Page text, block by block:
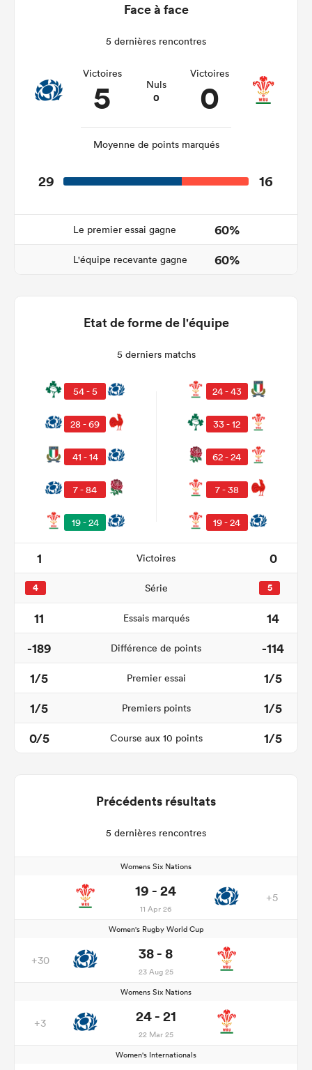
Face à face
5 dernières rencontres
Victoires
5 Nuls
0
Victoires
0
Moyenne de points marqués
29 16
Le premier essai gagne 60%
L'équipe recevante gagne 60%
Etat de forme de l'équipe
5 derniers matchs
54 - 5
28 - 69
41 - 14
7 - 84
19 - 24
24 - 43
33 - 12
62 - 24
7 - 38
19 - 24
1 Victoires 0
4 Série 5
11 Essais marqués
14
-189
Différence de points
-114
1/5
Premier essai
1/5
1/5
Premiers points
1/5
0/5
Course aux 10 points 1/5
Précédents résultats
5 dernières rencontres
Womens Six Nations
19 - 24
11 Apr 26
+5
Women's Rugby World Cup
+30 38 - 8
23 Aug 25
Womens Six Nations
+3 24 - 21
22 Mar 25
Women's Internationals